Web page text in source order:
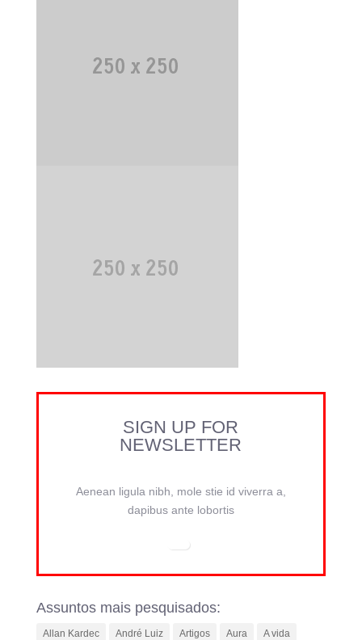
SIGN UP FOR
NEWSLETTER
Aenean ligula nibh, mole stie id viverra a,
dapibus ante lobortis
Assuntos mais pesquisados:
Allan Kardec André Luiz Artigos Aura A vida